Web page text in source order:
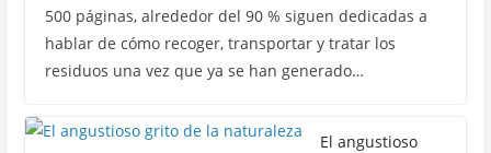
500 páginas, alrededor del 90 % siguen dedicadas a
hablar de cómo recoger, transportar y tratar los
residuos una vez que ya se han generado…
El angustioso